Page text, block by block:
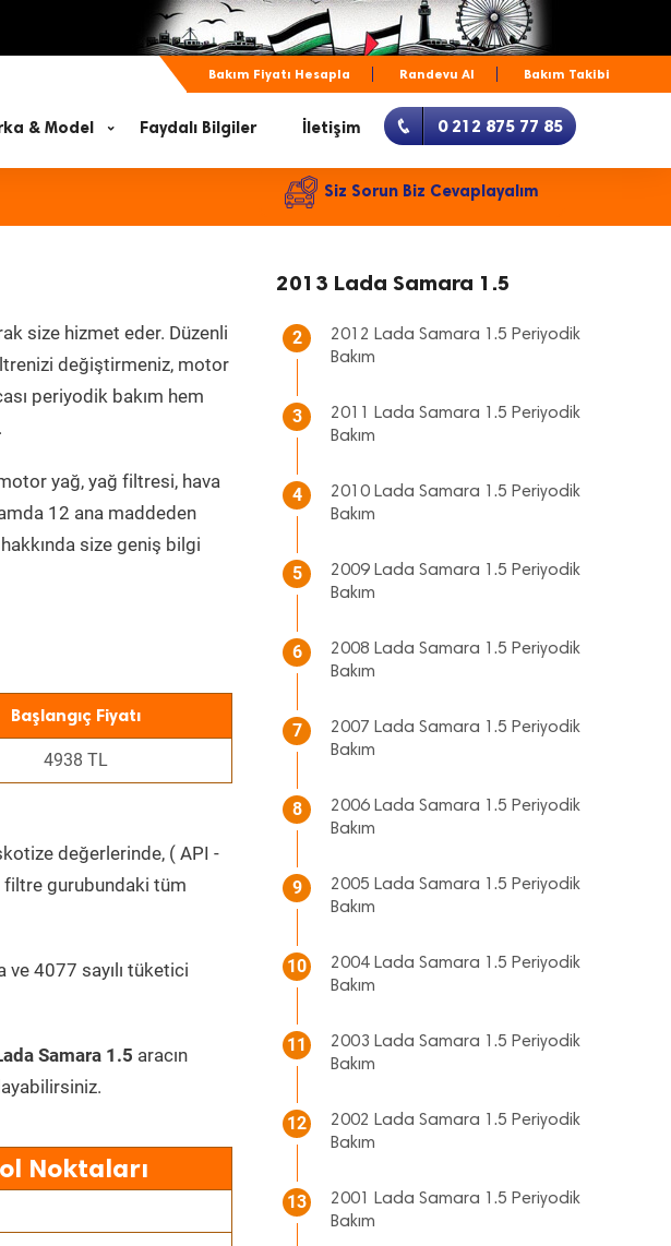
Bakım Fiyatı Hesapla Randevu Al Bakım Takibi
& Model Faydalı Bilgiler İletişim 0 212 875 77 85
Siz Sorun Biz Cevaplayalım
size hizmet eder. Düzenli
değiştirmeniz, motor
periyodik bakım hem
yağ, yağ filtresi, hava
12 ana maddeden
size geniş bilgi
Başlangıç Fiyatı
4938 TL
değerlerinde, ( API -
filtre gurubundaki tüm
4077 sayılı tüketici
Samara 1.5 aracın
Noktaları
2013 Lada Samara 1.5
2
2012 Lada Samara 1.5 Periyodik
Bakım
3
2011 Lada Samara 1.5 Periyodik
Bakım
4
2010 Lada Samara 1.5 Periyodik
Bakım
5
2009 Lada Samara 1.5 Periyodik
Bakım
6
2008 Lada Samara 1.5 Periyodik
Bakım
7
2007 Lada Samara 1.5 Periyodik
Bakım
8
2006 Lada Samara 1.5 Periyodik
Bakım
9
2005 Lada Samara 1.5 Periyodik
Bakım
10
2004 Lada Samara 1.5 Periyodik
Bakım
11
2003 Lada Samara 1.5 Periyodik
Bakım
12
2002 Lada Samara 1.5 Periyodik
Bakım
13
2001 Lada Samara 1.5 Periyodik
Bakım